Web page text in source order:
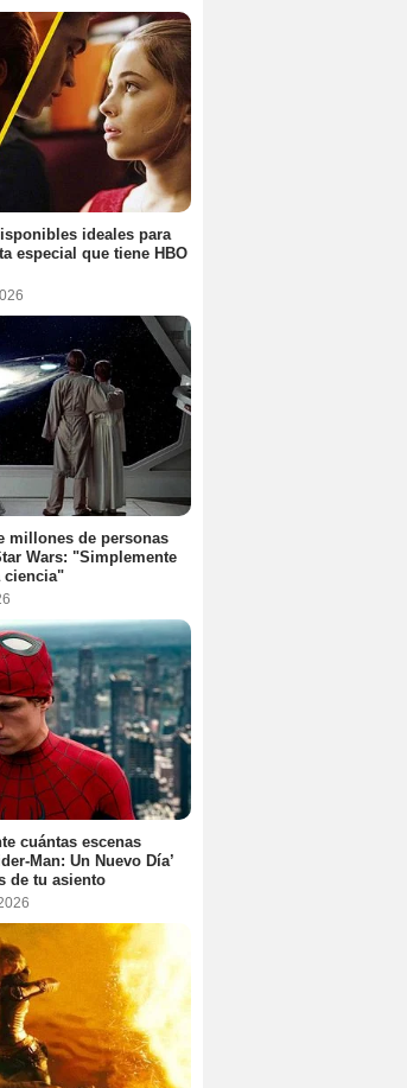
ideales para
especial que tiene HBO
millones de personas
Wars: "Simplemente
ciencia"
cuántas escenas
Man: Un Nuevo Día’
de tu asiento